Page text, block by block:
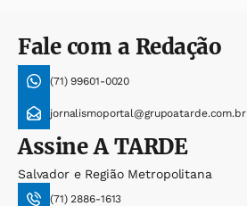
Fale com a Redação
(71) 99601-0020
jornalismoportal@grupoatarde.com.br
AssineA TARDE
Salvador e Região Metropolitana
(71) 2886-1613